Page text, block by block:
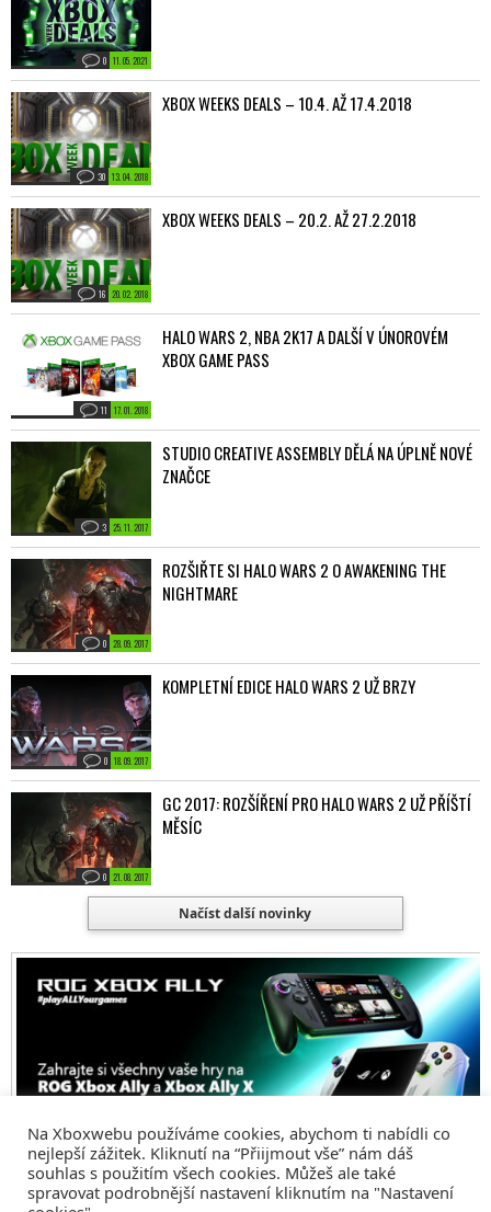
11. 05. 2021
0
13. 04. 2018
30
XBOX WEEKS DEALS – 10.4. AŽ 17.4.2018
20. 02. 2018
16
XBOX WEEKS DEALS – 20.2. AŽ 27.2.2018
17. 01. 2018
11
HALO WARS 2, NBA 2K17 A DALŠÍ V ÚNOROVÉM
XBOX GAME PASS
25. 11. 2017
3
STUDIO CREATIVE ASSEMBLY DĚLÁ NA ÚPLNĚ NOVÉ
ZNAČCE
28. 09. 2017
0
ROZŠIŘTE SI HALO WARS 2 O AWAKENING THE
NIGHTMARE
18. 09. 2017
0
KOMPLETNÍ EDICE HALO WARS 2 UŽ BRZY
21. 08. 2017
0
GC 2017: ROZŠÍŘENÍ PRO HALO WARS 2 UŽ PŘÍŠTÍ
MĚSÍC
Načíst další novinky
Na Xboxwebu používáme cookies, abychom ti nabídli co
nejlepší zážitek. Kliknutí na “Přiijmout vše” nám dáš
souhlas s použitím všech cookies. Můžeš ale také
spravovat podrobnější nastavení kliknutím na "Nastavení